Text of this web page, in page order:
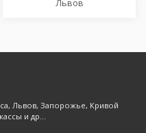
Львов
Львов, Запорожье, Кривой
и др...